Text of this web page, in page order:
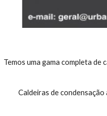
Temos uma gama completa
Caldeiras de condensação